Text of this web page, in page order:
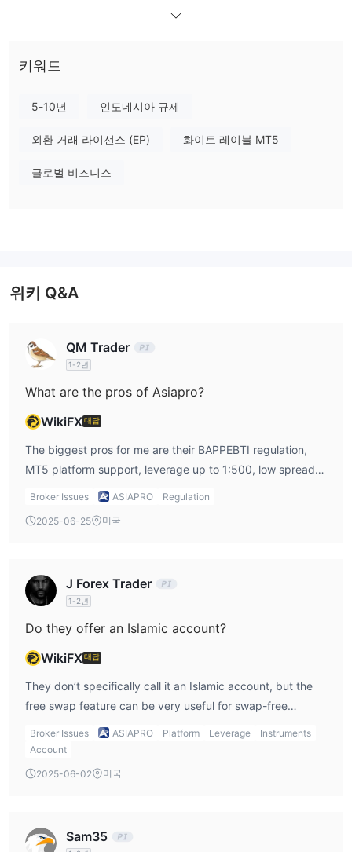
Asiapro은 외환, 금, 은, 석유, 지수를 포함한 다양한 거래 상품을 제
다. 그러나 실제 계정의 세부 정보는 공개되지 않습니다.
Asiapro 수수료
대한 구체적인 세부 정보는 제공되지 않습니다.
입출금
접 빠르고 효율적인 입금 및 출금 프로세스를 제공합니다. 정오 이전
에 제출된 출금은 동일한 날 처리되어 자금에 빠르게 접근할 수 있습
니다.
키워드
5-10년 인도네시아 규제
외환 거래 라이선스 (EP) 화이트 레이블 MT5
글로벌 비즈니스
위키 Q&A
QM Trader
1-2년
What are the pros of Asiapro?
WikiFX대답
The biggest pros for me are their BAPPEBTI regulation,
MT5 platform support, leverage up to 1:500, low spreads,
and the free swap feature. Having a demo account also
real money. These features together give me a lot of
Broker Issues ASIAPRO Regulation
2025-06-25 미국
J Forex Trader
1-2년
Do they offer an Islamic account?
WikiFX대답
They don’t specifically call it an Islamic account, but the
free swap feature can be very useful for swap-free
trading, which is important for traders following Sharia
principles.
Broker Issues ASIAPRO Platform Leverage
Instruments
Account
2025-06-02 미국
Sam35